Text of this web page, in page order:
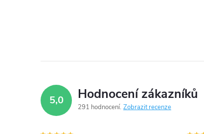
í
p
r 5,0 Hodnocení zákazníků
291 hodnocení Zobrazit recenze